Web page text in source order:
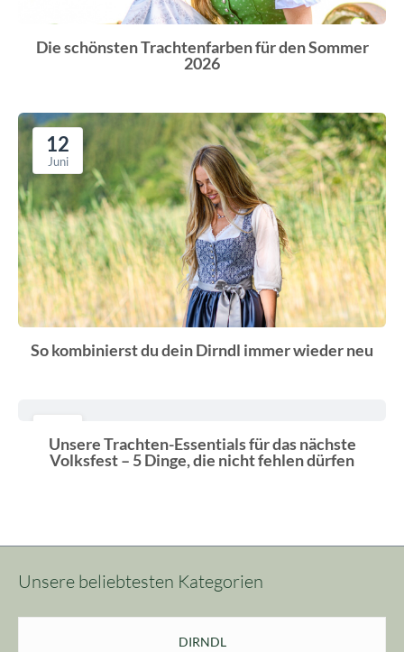
Die schönsten Trachtenfarben für den Sommer
2026
12
Juni
So kombinierst du dein Dirndl immer wieder neu
Mai
Unsere Trachten-Essentials für das nächste
Volksfest – 5 Dinge, die nicht fehlen dürfen
Unsere beliebtesten Kategorien
DIRNDL